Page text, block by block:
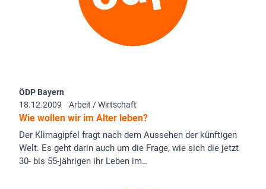
ÖDP Bayern
18.12.2009
Arbeit / Wirtschaft
Wie wollen wir im Alter leben?
Der Klimagipfel fragt nach dem Aussehen der künftigen
Welt. Es geht darin auch um die Frage, wie sich die jetzt
30- bis 55-jährigen ihr Leben im…